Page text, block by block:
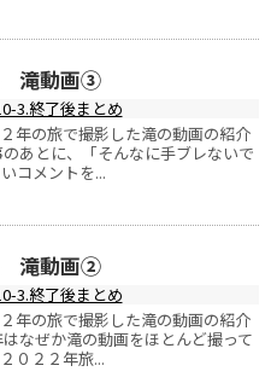
滝動画③
3.終了後まとめ
年の旅で撮影した滝の動画の紹介
あとに、「そんなに手ブレないで
コメントを...
滝動画②
3.終了後まとめ
年の旅で撮影した滝の動画の紹介
なぜか滝の動画をほとんど撮って
０２２年旅...